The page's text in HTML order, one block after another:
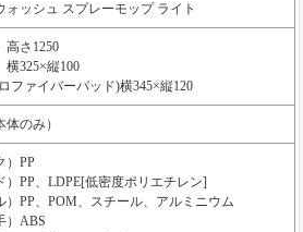
ォッシュ スプレーモップ ライト
高さ1250
325×縦100
ファイバーパッド)横345×縦120
体のみ）
）PP
）PP、LDPE[低密度ポリエチレン]
）PP、POM、スチール、アルミニウム
）ABS